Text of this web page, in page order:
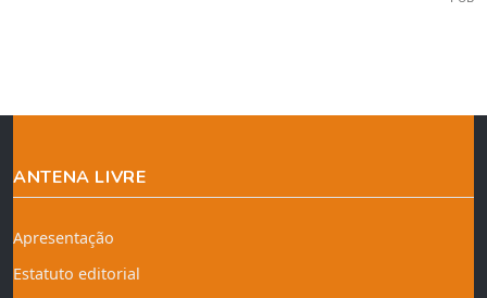
ANTENA LIVRE
Apresentação
Estatuto editorial